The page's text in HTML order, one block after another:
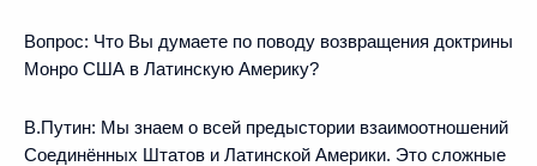
Вопрос: Что Вы думаете по поводу возвращения доктрины
Монро США в Латинскую Америку?
В.Путин: Мы знаем о всей предыстории взаимоотношений
Соединённых Штатов и Латинской Америки. Это сложные